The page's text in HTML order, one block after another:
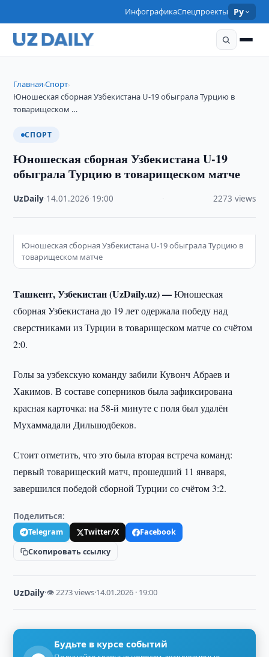
ИнфографикаСпецпроекты Ру
Главная›Спорт›
Юношеская сборная Узбекистана U-19 обыграла Турцию в
товарищеском …
СПОРТ
Юношеская сборная Узбекистана U-19
обыграла Турцию в товарищеском матче
UzDaily 14.01.2026 19:00 2273 views
Юношеская сборная Узбекистана U-19 обыграла Турцию в
товарищеском матче
Ташкент, Узбекистан (UzDaily.uz) —Юношеская
сборная Узбекистана до 19 лет одержала победу над
сверстниками из Турции в товарищеском матче со счётом
2:0.
Голы за узбекскую команду забили Кувонч Абраев и
Хакимов. В составе соперников была зафиксирована
красная карточка: на 58-й минуте с поля был удалён
Мухаммадали Дильшодбеков.
Стоит отметить, что это была вторая встреча команд:
первый товарищеский матч, прошедший 11 января,
завершился победой сборной Турции со счётом 3:2.
Поделиться:
Telegram Twitter/X
Facebook
Скопировать ссылку
UzDaily·👁 2273 views·14.01.2026 · 19:00
Будьте в курсе событий